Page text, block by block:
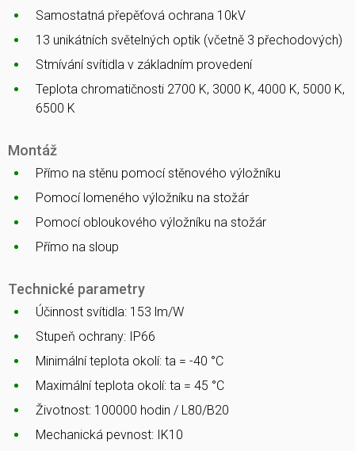
Samostatná přepěťová ochrana 10kV
13 unikátních světelných optik (včetně 3 přechodových)
Stmívání svítidla v základním provedení
Teplota chromatičnosti 2700 K, 3000 K, 4000 K, 5000 K,
6500 K
Montáž
Přímo na stěnu pomocí stěnového výložníku
Pomocí lomeného výložníku na stožár
Pomocí obloukového výložníku na stožár
Přímo na sloup
Technické parametry
Účinnost svítidla: 153 lm/W
Stupeň ochrany: IP66
Minimální teplota okolí: ta = -40 °C
Maximální teplota okolí: ta = 45 °C
Životnost: 100000 hodin / L80/B20
Mechanická pevnost: IK10